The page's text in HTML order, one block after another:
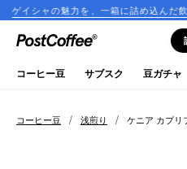
を、一箱に詰め込んだ飲み比べセット
close
ログイン
新規会員登録
コーヒー豆 / 浅煎り /
コーヒー豆 サブスク 豆ガチャ